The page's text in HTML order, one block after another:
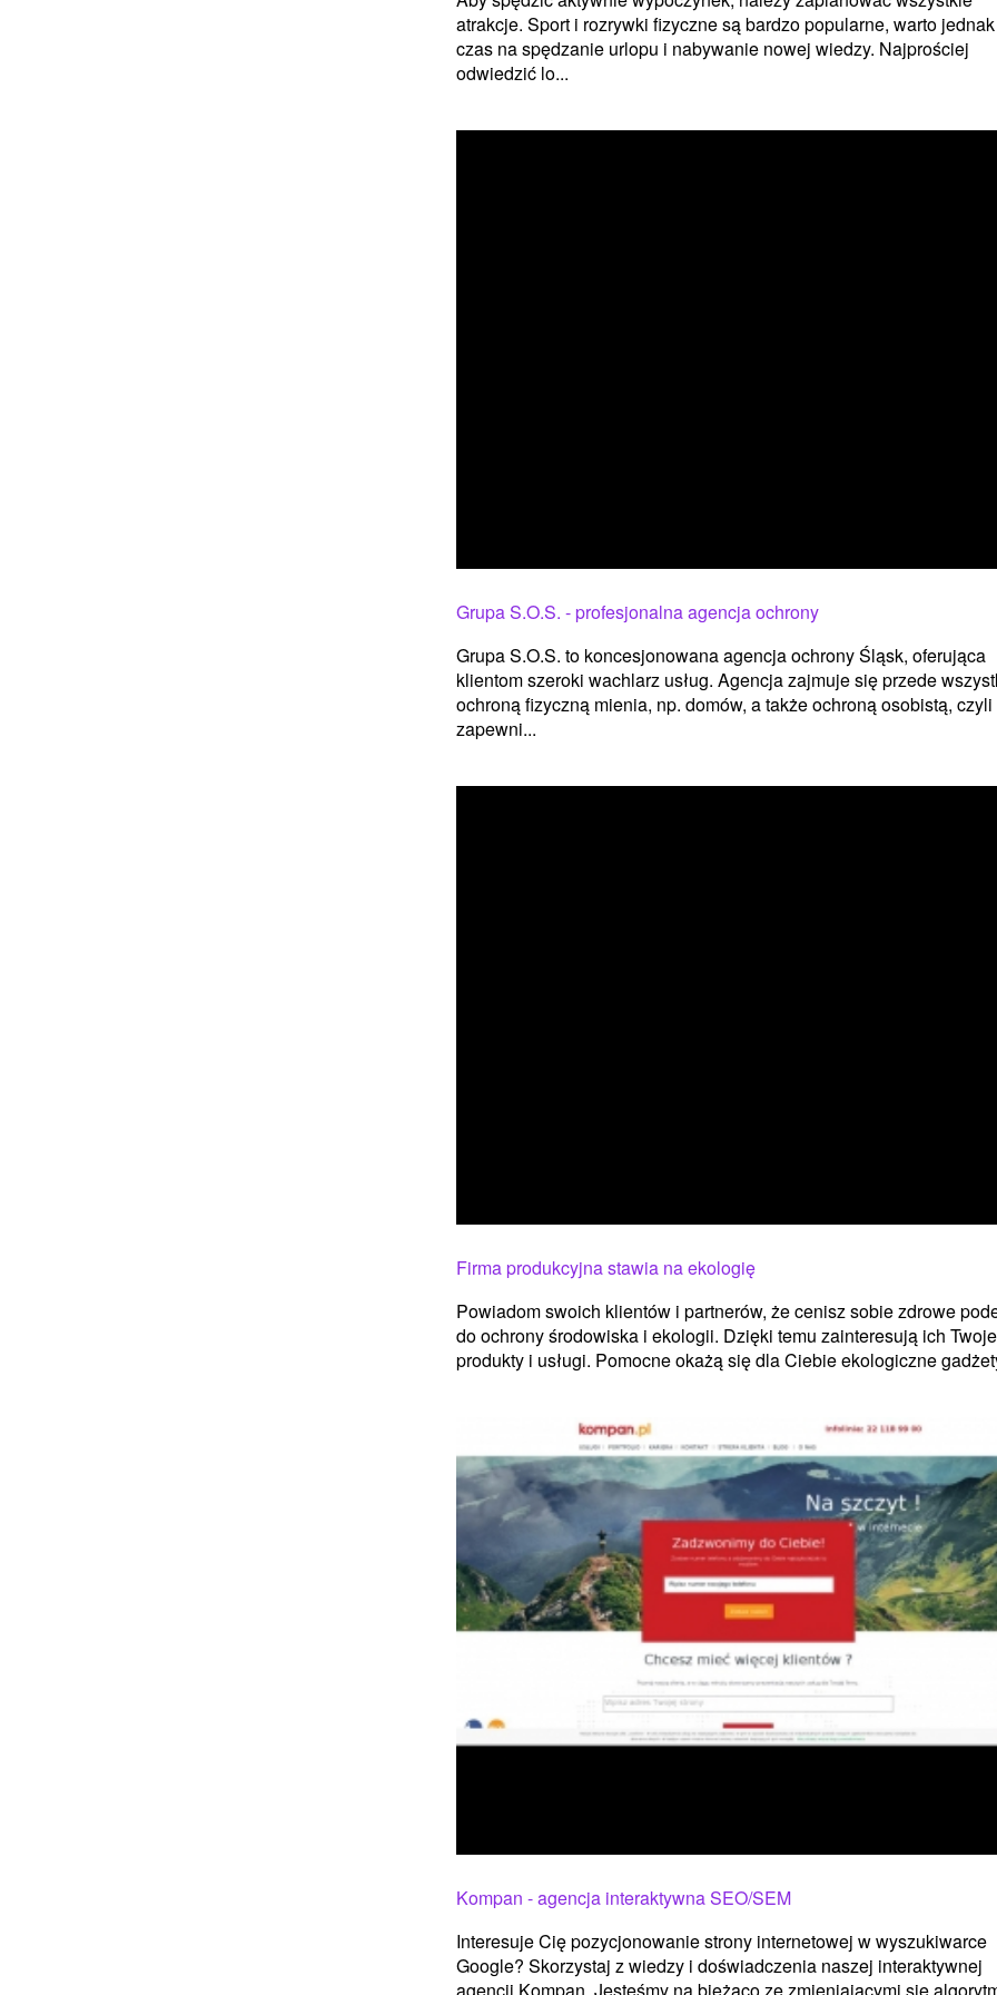
atrakcje. Sport i rozrywki fizyczne są bardzo popularne, warto
czas na spędzanie urlopu i nabywanie nowej wiedzy. Najprościej
odwiedzić lo...
Grupa S.O.S. - profesjonalna agencja ochrony
Grupa S.O.S. to koncesjonowana agencja ochrony Śląsk, oferująca
klientom szeroki wachlarz usług. Agencja zajmuje się przede
ochroną fizyczną mienia, np. domów, a także ochroną osobistą, czyli
zapewni...
Firma produkcyjna stawia na ekologię
Powiadom swoich klientów i partnerów, że cenisz sobie zdrowe
do ochrony środowiska i ekologii. Dzięki temu zainteresują ich Twoje
produkty i usługi. Pomocne okażą się dla Ciebie ekologiczne
Kompan - agencja interaktywna SEO/SEM
Interesuje Cię pozycjonowanie strony internetowej w wyszukiwarce
Google? Skorzystaj z wiedzy i doświadczenia naszej interaktywnej